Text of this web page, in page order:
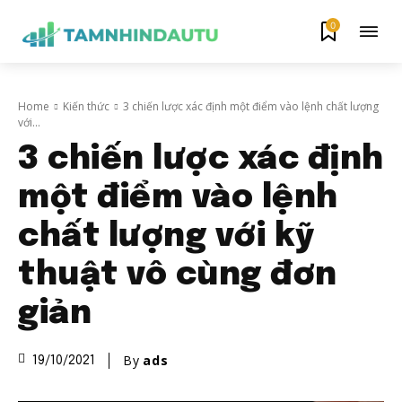
0
Home Kiến thức
3 chiến lược xác định một điểm vào lệnh chất lượng
với...
3 chiến lược xác định
một điểm vào lệnh
chất lượng với kỹ
thuật vô cùng đơn
giản
19/10/2021 By ads